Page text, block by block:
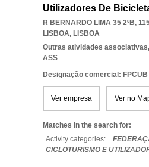
Utilizadores De
R BERNARDO LIMA 35 2ºB,
LISBOA, LISBOA
Outras atividades
ASS
Designação comercial: FPCUB
Ver empresa Ver no
Matches in the search for:
Activity categories: ...
CICLOTURISMO E